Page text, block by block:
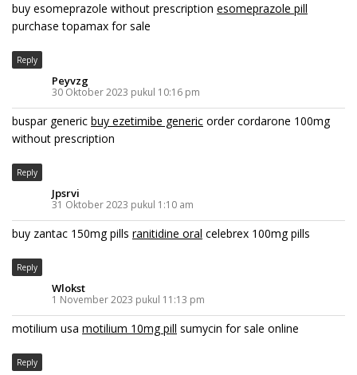
buy esomeprazole without prescription esomeprazole pill
purchase topamax for sale
Reply
Peyvzg
30 Oktober 2023 pukul 10:16 pm
buspar generic buy ezetimibe generic order cordarone 100mg
without prescription
Reply
Jpsrvi
31 Oktober 2023 pukul 1:10 am
buy zantac 150mg pills ranitidine oral celebrex 100mg pills
Reply
Wlokst
1 November 2023 pukul 11:13 pm
motilium usa motilium 10mg pill sumycin for sale online
Reply